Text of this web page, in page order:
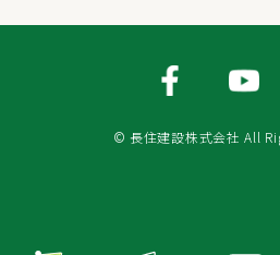
© 長住建設株式会社 All